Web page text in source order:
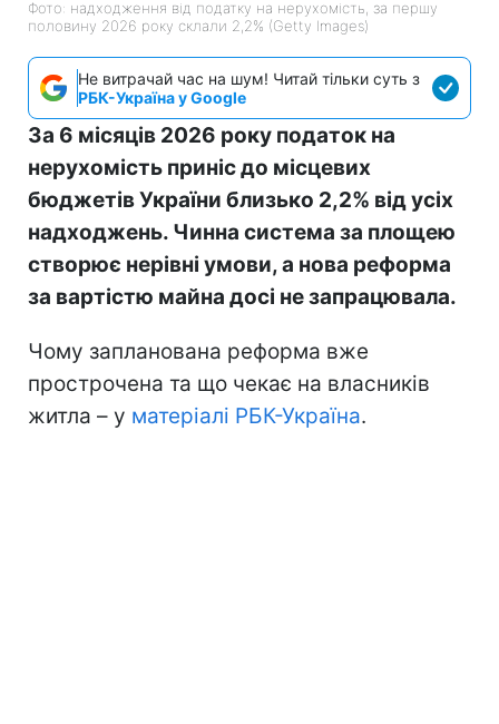
Фото: надходження від податку на нерухомість, за першу
половину 2026 року склали 2,2% (Getty Images)
Не витрачай час на шум! Читай тільки суть з
РБК-Україна у Google
За 6 місяців 2026 року податок на
нерухомість приніс до місцевих
бюджетів України близько 2,2% від усіх
надходжень. Чинна система за площею
створює нерівні умови, а нова реформа
за вартістю майна досі не запрацювала.
Чому запланована реформа вже
прострочена та що чекає на власників
житла – у матеріалі РБК-Україна.